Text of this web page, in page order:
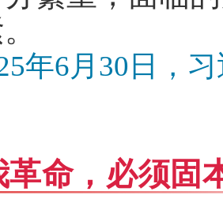
6月30日，习
命，必须固